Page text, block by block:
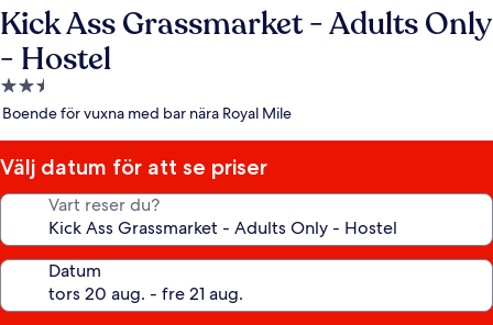
Kick Ass Grassmarket - Adults Only
- Hostel
2.5-
stjärnigt
Boende för vuxna med bar nära Royal Mile
Välj datum för att se priser
Vart reser du?
Datum